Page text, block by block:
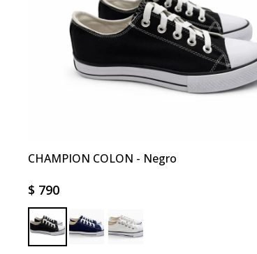
CHAMPION COLON - Negro
$ 790